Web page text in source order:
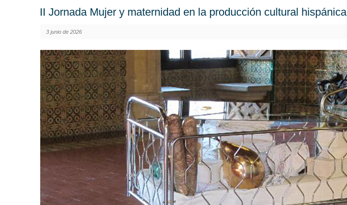
II Jornada Mujer y maternidad en la producción cultural hispánica
3 junio de 2026